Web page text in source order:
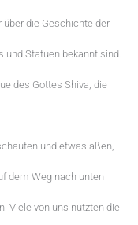
die Geschichte der
und Statuen bekannt sind.
des Gottes Shiva, die
und etwas aßen,
dem Weg nach unten
Viele von uns nutzten die